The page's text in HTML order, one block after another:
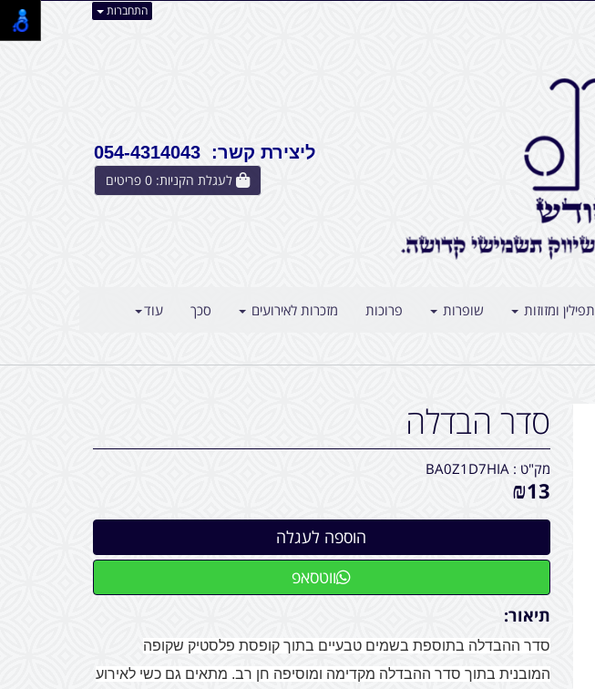
התחברות
ליצירת קשר: 054-4314043
0
תפילין ומזוזות שופרות פרוכות מזכרות לאירועים סכך עוד
סדר הבדלה
מק"ט :BA0Z1D7HIA
₪13
ווטסאפ
תיאור:
סדר ההבדלה בתוספת בשמים טבעיים בתוך קופסת פלסטיק שקופה
המובנית בתוך סדר ההבדלה מקדימה ומוסיפה חן רב. מתאים גם כשי לאירוע